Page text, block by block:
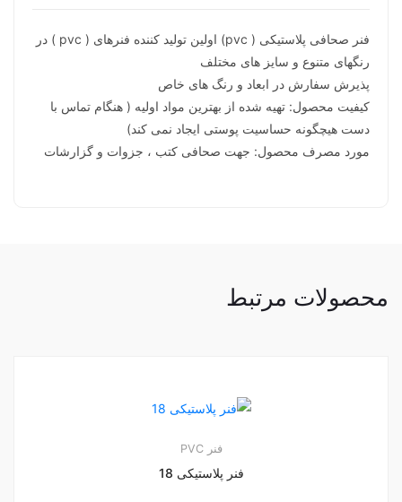
فنر صحافی پلاستیکی ( pvc) اولین تولید کننده فنرهای ( pvc ) در
رنگهای متنوع و سایز های مختلف
پذیرش سفارش در ابعاد و رنگ های خاص
کیفیت محصول: تهیه شده از بهترین مواد اولیه ( هنگام تماس با
دست هیچگونه حساسیت پوستی ایجاد نمی کند)
مورد مصرف محصول: جهت صحافی کتب ، جزوات و گزارشات
محصولات مرتبط
فنر PVC
فنر پلاستیکی 18